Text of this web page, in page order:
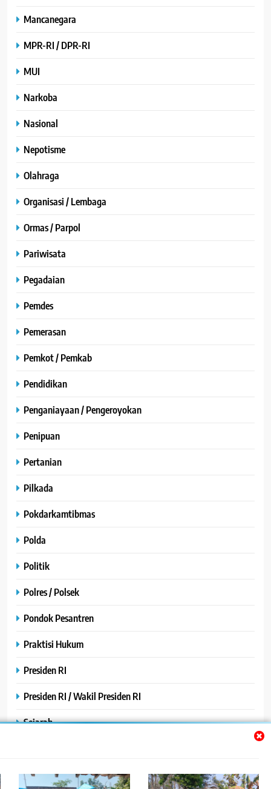
Mancanegara
MPR-RI / DPR-RI
MUI
Narkoba
Nasional
Nepotisme
Olahraga
Organisasi / Lembaga
Ormas / Parpol
Pariwisata
Pegadaian
Pemdes
Pemerasan
Pemkot / Pemkab
Pendidikan
Penganiayaan / Pengeroyokan
Penipuan
Pertanian
Pilkada
Pokdarkamtibmas
Polda
Politik
Polres / Polsek
Pondok Pesantren
Praktisi Hukum
Presiden RI
Presiden RI / Wakil Presiden RI
Sejarah
SPPG /MBG